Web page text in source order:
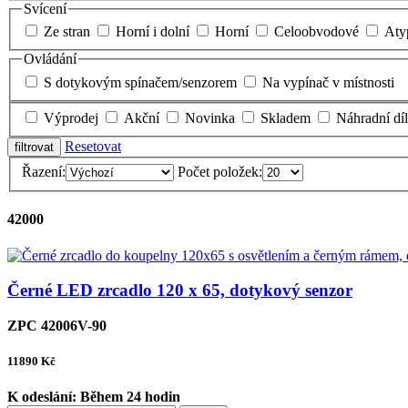
Svícení
Ze stran
Horní i dolní Horní Celoobvodové
Ovládání
S dotykovým spínačem/senzorem
Na vypínač v místnosti
Výprodej Akční Novinka Skladem
Náhradní
Resetovat
Řazení:
Počet položek:
42000
Černé LED zrcadlo 120 x 65, dotykový senzor
ZPC 42006V-90
11890 Kč
K odeslání: Během 24 hodin